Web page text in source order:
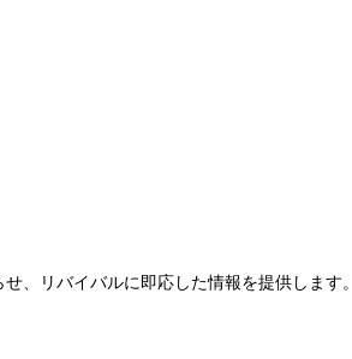
、リバイバルに即応した情報を提供します。